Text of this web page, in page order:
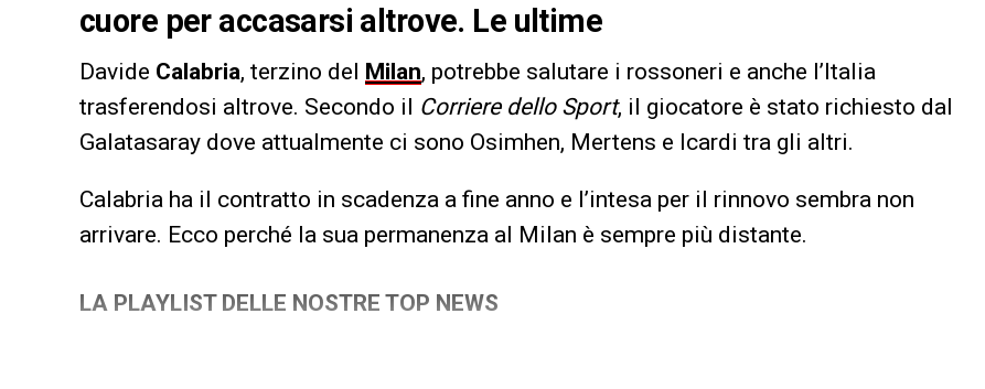
cuore per accasarsi altrove. Le ultime
Davide Calabria, terzino del Milan, potrebbe salutare i rossoneri e anche l’Italia
trasferendosi altrove. Secondo il Corriere dello Sport, il giocatore è stato richiesto dal
Galatasaray dove attualmente ci sono Osimhen, Mertens e Icardi tra gli altri.
Calabria ha il contratto in scadenza a fine anno e l’intesa per il rinnovo sembra non
arrivare. Ecco perché la sua permanenza al Milan è sempre più distante.
LA PLAYLIST DELLE NOSTRE TOP NEWS